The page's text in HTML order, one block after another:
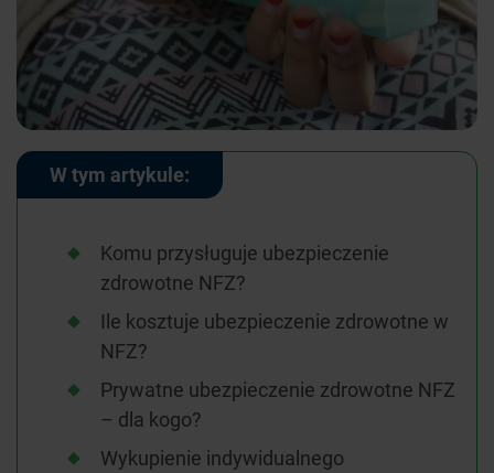
W tym artykule:
Komu przysługuje ubezpieczenie
zdrowotne NFZ?
Ile kosztuje ubezpieczenie zdrowotne w
NFZ?
Prywatne ubezpieczenie zdrowotne NFZ
– dla kogo?
Wykupienie indywidualnego